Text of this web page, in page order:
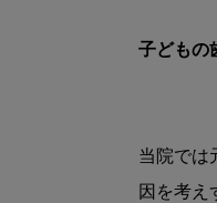
子どもの
当院では
因を考え